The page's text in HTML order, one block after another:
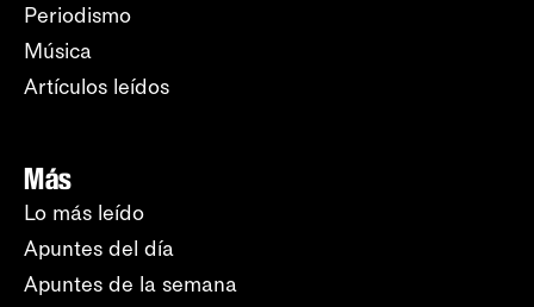
Periodismo
Música
Artículos leídos
Más
Lo más leído
Apuntes del día
Apuntes de la semana